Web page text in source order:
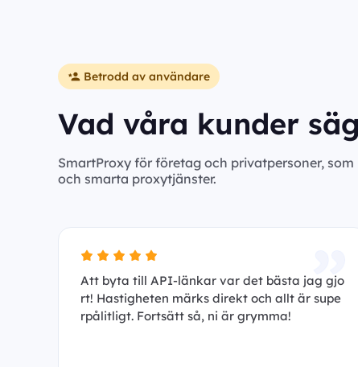
Betrodd av användare
Vad våra kunder
SmartProxy för företag och privatpersoner,
och smarta proxytjänster.
Att byta till API-länkar var det bästa jag gjo
rt! Hastigheten märks direkt och allt är supe
rpålitligt. Fortsätt så, ni är grymma!